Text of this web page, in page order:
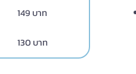
149 บาท
130 บาท